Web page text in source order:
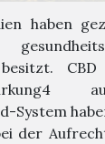
haben
besitzt.
System
der